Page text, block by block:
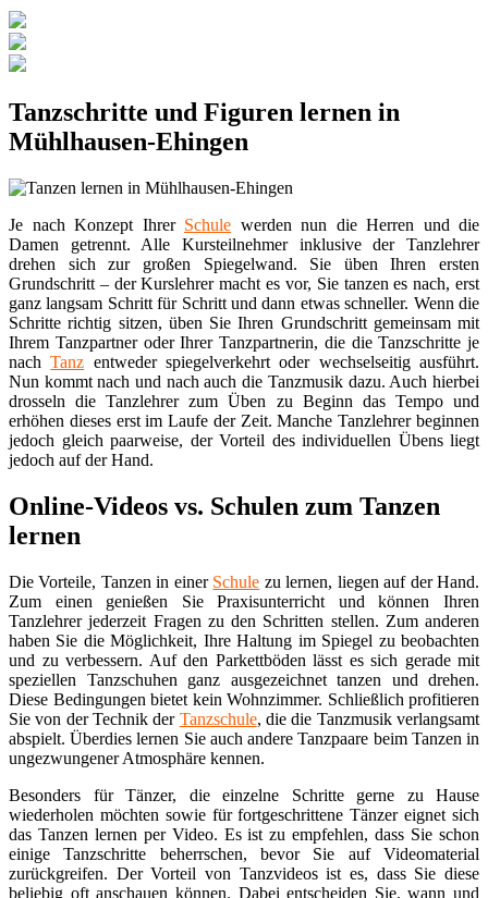
Tanzschritte und Figuren lernen in
Mühlhausen-Ehingen
Je nach Konzept Ihrer Schule werden nun die Herren und die
Damen getrennt. Alle Kursteilnehmer inklusive der Tanzlehrer
drehen sich zur großen Spiegelwand. Sie üben Ihren ersten
Grundschritt – der Kurslehrer macht es vor, Sie tanzen es nach, erst
ganz langsam Schritt für Schritt und dann etwas schneller. Wenn die
Schritte richtig sitzen, üben Sie Ihren Grundschritt gemeinsam mit
Ihrem Tanzpartner oder Ihrer Tanzpartnerin, die die Tanzschritte je
nachTanz entweder spiegelverkehrt oder wechselseitig ausführt.
Nun kommt nach und nach auch die Tanzmusik dazu. Auch hierbei
drosseln die Tanzlehrer zum Üben zu Beginn das Tempo und
erhöhen dieses erst im Laufe der Zeit. Manche Tanzlehrer beginnen
jedoch gleich paarweise, der Vorteil des individuellen Übens liegt
jedoch auf der Hand.
Online-Videos vs. Schulen zum Tanzen
lernen
Die Vorteile, Tanzen in einer Schule zu lernen, liegen auf der Hand.
Zum einen genießen Sie Praxisunterricht und können Ihren
Tanzlehrer jederzeit Fragen zu den Schritten stellen. Zum anderen
haben Sie die Möglichkeit, Ihre Haltung im Spiegel zu beobachten
und zu verbessern. Auf den Parkettböden lässt es sich gerade mit
speziellen Tanzschuhen ganz ausgezeichnet tanzen und drehen.
Diese Bedingungen bietet kein Wohnzimmer. Schließlich profitieren
Sie von der Technik der Tanzschule, die die Tanzmusik verlangsamt
abspielt. Überdies lernen Sie auch andere Tanzpaare beim Tanzen in
ungezwungener Atmosphäre kennen.
Besonders für Tänzer, die einzelne Schritte gerne zu Hause
wiederholen möchten sowie für fortgeschrittene Tänzer eignet sich
das Tanzen lernen per Video. Es ist zu empfehlen, dass Sie schon
einige Tanzschritte beherrschen, bevor Sie auf Videomaterial
zurückgreifen. Der Vorteil von Tanzvideos ist es, dass Sie diese
beliebig oft anschauen können. Dabei entscheiden Sie, wann und